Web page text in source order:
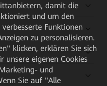
damit die
und um den
Funktionen
zu personalisieren.
klicken, erklären Sie sich
unsere eigenen Cookies
und
Sie auf "Alle